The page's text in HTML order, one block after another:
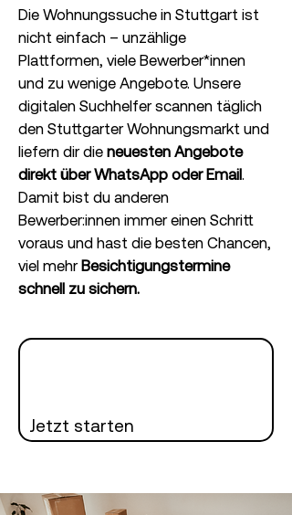
Die Wohnungssuche in Stuttgart ist
nicht einfach – unzählige
Plattformen, viele Bewerber*innen
und zu wenige Angebote. Unsere
digitalen Suchhelfer scannen täglich
den Stuttgarter Wohnungsmarkt und
liefern dir die neuesten Angebote
direkt über WhatsApp oder Email.
Damit bist du anderen
Bewerber:innen immer einen Schritt
voraus und hast die besten Chancen,
viel mehrBesichtigungstermine
schnell zu sichern.
Jetzt starten